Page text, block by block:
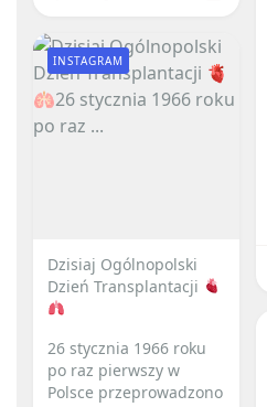
Dzisiaj Ogólnopolski
Dzień Transplantacji
26 stycznia 1966 roku
po raz pierwszy w
Polsce przeprowadzono
INSTAGRAM